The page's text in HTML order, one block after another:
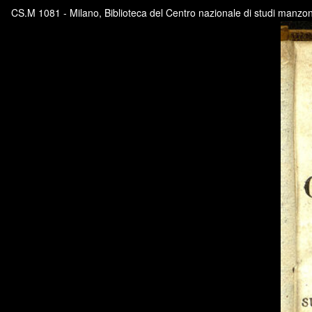
CS.M 1081 - Milano, Biblioteca del Centro nazionale di studi